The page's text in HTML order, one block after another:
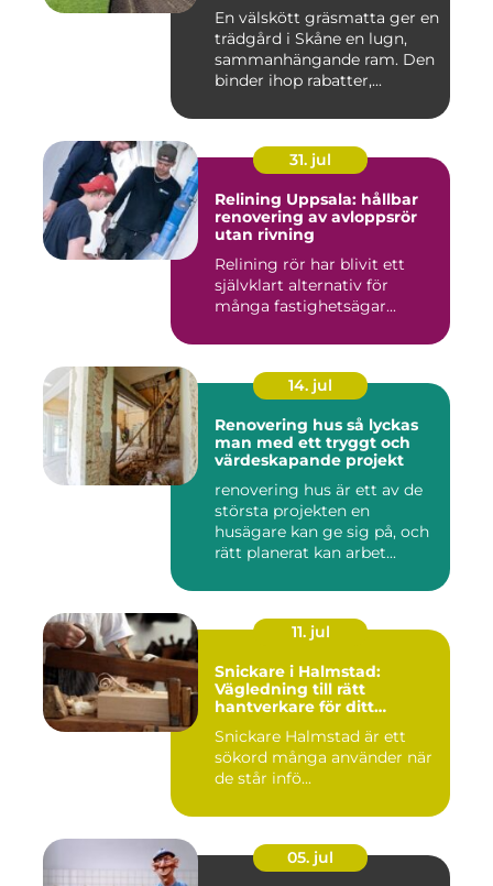
En välskött gräsmatta ger en
trädgård i Skåne en lugn,
sammanhängande ram. Den
binder ihop rabatter,...
31. jul
Relining Uppsala: hållbar
renovering av avloppsrör
utan rivning
Relining rör har blivit ett
självklart alternativ för
många fastighetsägar...
14. jul
Renovering hus så lyckas
man med ett tryggt och
värdeskapande projekt
renovering hus är ett av de
största projekten en
husägare kan ge sig på, och
rätt planerat kan arbet...
11. jul
Snickare i Halmstad:
Vägledning till rätt
hantverkare för ditt
Snickare Halmstad är ett
sökord många använder när
de står infö...
05. jul